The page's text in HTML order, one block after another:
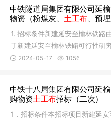
中铁隧道局集团有限公司延
物资（粉煤灰、 土工布、预
1. 招标条件新建延安至榆林铁路
于新建延安至榆林铁路可行性研
3]329
2024-05-17 1056
中铁十八局集团有限公司延
购物资土工布招标（二次）
1．招标条件本招标项目新建延